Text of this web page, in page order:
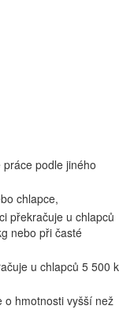
podle jiného
chlapce,
překračuje u chlapců
nebo při časté
u chlapců 5 500
o hmotnosti vyšší než